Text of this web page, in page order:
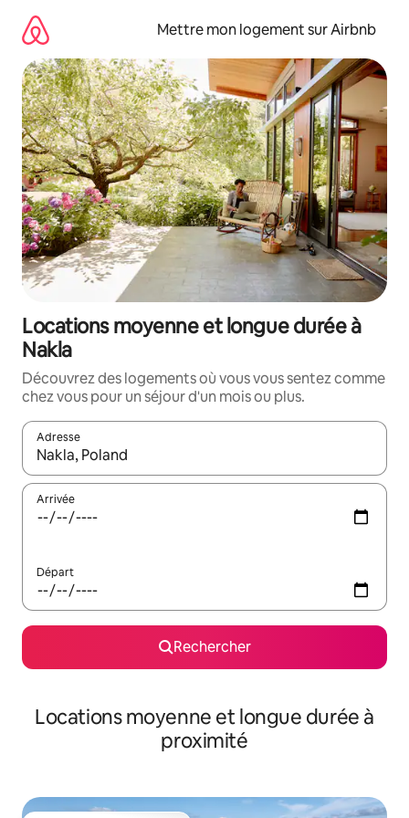
directement
contenu
Mettre mon logement sur Airbnb
Locations moyenne et longue durée à
Nakla
Découvrez des logements où vous vous sentez comme
chez vous pour un séjour d'un mois ou plus.
Adresse
Lorsque les résultats s'affichent, utilisez les flèches vers le
Arrivée
Départ
Rechercher
Locations moyenne et longue durée à
proximité